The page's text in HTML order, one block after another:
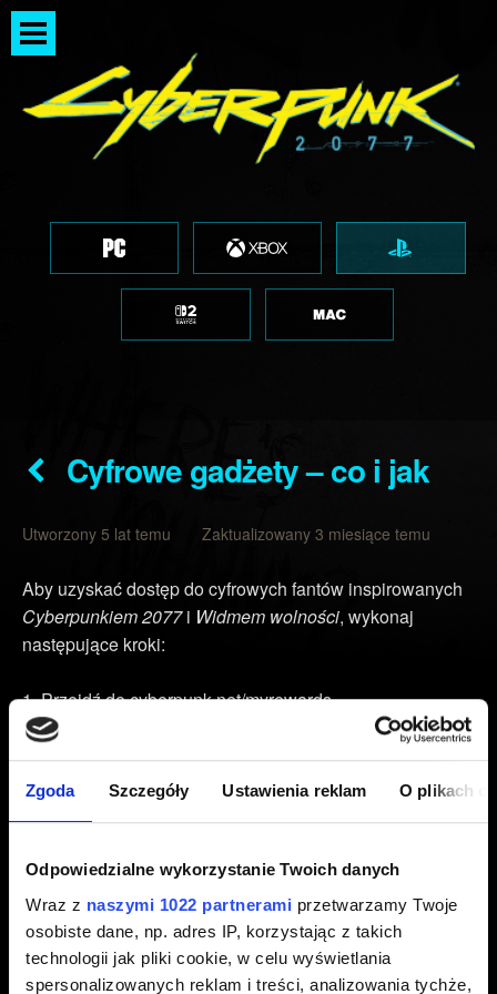
Zgoda Szczegóły Ustawienia reklam O plikach
Odpowiedzialne wykorzystanie Twoich danych
Wraz z naszymi 1022 partnerami przetwarzamy Twoje
osobiste dane, np. adres IP, korzystając z takich
technologii jak pliki cookie, w celu wyświetlania
spersonalizowanych reklam i treści, analizowania tychże,
Cyfrowe gadżety – co i jak
Utworzony 5 lat temu Zaktualizowany 3 miesiące temu
Aby uzyskać dostęp do cyfrowych fantów inspirowanych
Cyberpunkiem 2077i Widmem wolności, wykonaj
następujące kroki:
Przejdź docyberpunk.net/myrewards.
Kliknij
Zaloguj się na swoje konto CD PROJEKT RED.
Kliknij linki z listy, aby uzyskać dostęp do fantów.
Uwaga:Aby mieć dostęp do nagród, musisz uruchomić
grę i zalogować się do REDlaunchera(PC) lubMoich
Nagródw menu głównym (konsole i Mac) za pomocą
swojego konta CD PROJEKT RED. Powiązanie Twojego
konta PlayStation, Microsoft lub Steam poprzez panel